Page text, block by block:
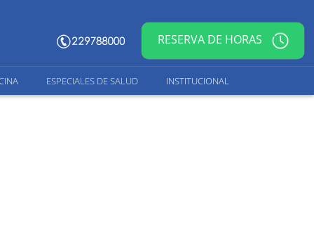
RESERVA DE HORAS
ESPECIALES DE SALUD INSTITUCIONAL